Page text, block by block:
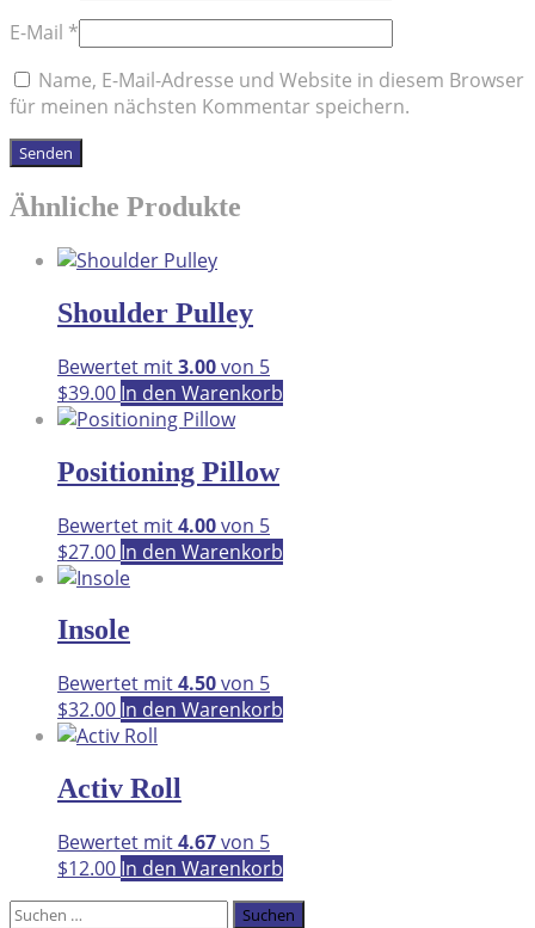
E-Mail *
Name, E-Mail-Adresse und Website in diesem Browser
für meinen nächsten Kommentar speichern.
Ähnliche Produkte
Shoulder Pulley
Bewertet mit3.00von 5
$39.00 In den Warenkorb
Positioning Pillow
Bewertet mit4.00von 5
$27.00 In den Warenkorb
Insole
Bewertet mit4.50von 5
$32.00 In den Warenkorb
Activ Roll
Bewertet mit4.67von 5
$12.00 In den Warenkorb
Suchen